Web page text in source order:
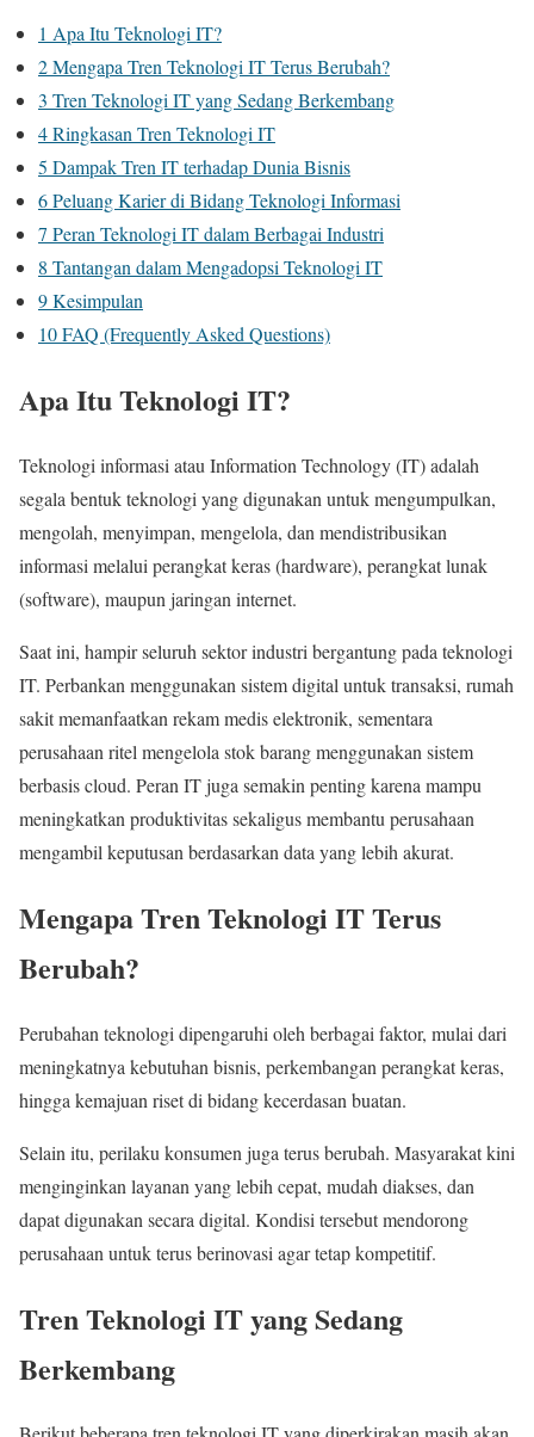
1 Apa Itu Teknologi IT?
2Mengapa Tren Teknologi IT Terus Berubah?
3 Tren Teknologi IT yang Sedang Berkembang
4Ringkasan Tren Teknologi IT
5 Dampak Tren IT terhadap Dunia Bisnis
6Peluang Karier di Bidang Teknologi Informasi
7 Peran Teknologi IT dalam Berbagai Industri
8 Tantangan dalam Mengadopsi Teknologi IT
9Kesimpulan
10FAQ (Frequently Asked Questions)
Apa Itu Teknologi IT?
Teknologi informasi atau Information Technology (IT) adalah
segala bentuk teknologi yang digunakan untuk mengumpulkan,
mengolah, menyimpan, mengelola, dan mendistribusikan
informasi melalui perangkat keras (hardware), perangkat lunak
(software), maupun jaringan internet.
Saat ini, hampir seluruh sektor industri bergantung pada teknologi
IT. Perbankan menggunakan sistem digital untuk transaksi, rumah
sakit memanfaatkan rekam medis elektronik, sementara
perusahaan ritel mengelola stok barang menggunakan sistem
berbasis cloud. Peran IT juga semakin penting karena mampu
meningkatkan produktivitas sekaligus membantu perusahaan
mengambil keputusan berdasarkan data yang lebih akurat.
Mengapa Tren Teknologi IT Terus
Berubah?
Perubahan teknologi dipengaruhi oleh berbagai faktor, mulai dari
meningkatnya kebutuhan bisnis, perkembangan perangkat keras,
hingga kemajuan riset di bidang kecerdasan buatan.
Selain itu, perilaku konsumen juga terus berubah. Masyarakat kini
menginginkan layanan yang lebih cepat, mudah diakses, dan
dapat digunakan secara digital. Kondisi tersebut mendorong
perusahaan untuk terus berinovasi agar tetap kompetitif.
Tren Teknologi IT yang Sedang
Berkembang